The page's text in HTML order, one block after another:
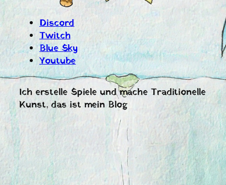
Discord
Twitch
Blue Sky
Youtube
Ich erstelle Spiele und mache Traditionelle
Kunst, das ist mein Blog